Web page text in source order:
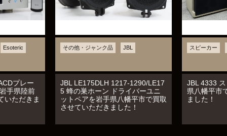
Esoteric
プレー
手県陸前
いただきま
その他・ジャンク品 JBL
JBL LE175DLH 1217-1290/LE17
5 蜂の巣ホーン ドライバーユニ
ットペアを岩手県八幡平市で買取
させていただきました！
スピーカー
JBL 4333
県八幡平市
ました！